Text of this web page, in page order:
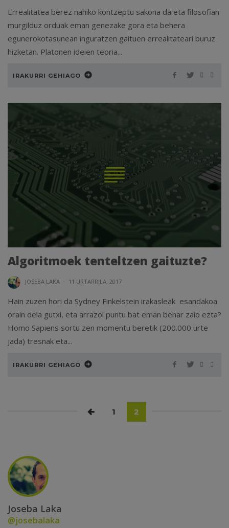
Errealitatea berez nahiko kontzeptu sakona da eta filosofian
murgilduz orduak eman genezake gora eta behera
egunerokotasunean inguratzen gaituen errealitateari buruz
hizketan. Platonen ideien teoria...
IRAKURRI GEHIAGO
Algoritmoek tenteltzen gaituzte?
JOSEBA LAKA · 11 URTARRILA, 2017
Hain zuzen hori da Sydney Finkelstein irakasleak esandakoa
orain dela gutxi, eta arrazoi puntu bat eman behar zaio ezta?
Homo Sapiens sortu zen momentu beretik (200.000 urte
jada) tresnak eta...
IRAKURRI GEHIAGO
1 2
Joseba Laka
@josebalaka